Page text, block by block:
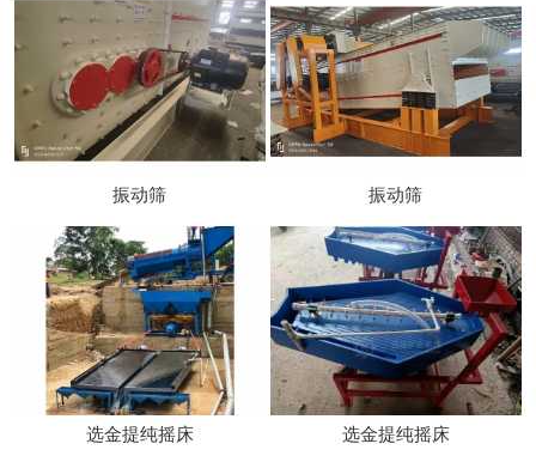
振动筛 振动筛
选金提纯摇床 选金提纯摇床